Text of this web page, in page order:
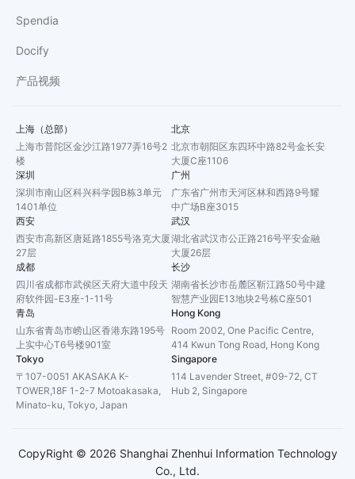
Spendia
Docify
产品视频
上海（总部）
上海市普陀区金沙江路1977弄16号2
楼
北京
北京市朝阳区东四环中路82号金长安
大厦C座1106
深圳
深圳市南山区科兴科学园B栋3单元
1401单位
广州
广东省广州市天河区林和西路9号耀
中广场B座3015
西安
西安市高新区唐延路1855号洛克大厦
27层
武汉
湖北省武汉市公正路216号平安金融
大厦26层
成都
四川省成都市武侯区天府大道中段天
府软件园-E3座-1-11号
长沙
湖南省长沙市岳麓区靳江路50号中建
智慧产业园E13地块2号栋C座501
青岛
山东省青岛市崂山区香港东路195号
上实中心T6号楼901室
Hong Kong
Room 2002, One Pacific Centre,
414 Kwun Tong Road, Hong Kong
Tokyo
〒107-0051 AKASAKA K-
TOWER,18F 1-2-7 Motoakasaka,
Minato-ku, Tokyo, Japan
Singapore
114 Lavender Street, #09-72, CT
Hub 2, Singapore
CopyRight © 2026 Shanghai Zhenhui Information Technology
Co., Ltd.